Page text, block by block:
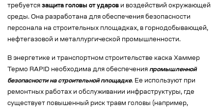
требуется защита головы от ударов и воздействий окружающей
среды. Она разработана для обеспечения безопасности
персонала на строительных площадках, в горнодобывающей,
нефтегазовой и металлургической промышленности.
В энергетике и транспортном строительстве каска Хаммер
Термо RAPID необходима для обеспечения промышленной
безопасности на строительной площадке. Ее используют при
ремонтных работах и обслуживании инфраструктуры, где
существует повышенный риск травм головы (например,